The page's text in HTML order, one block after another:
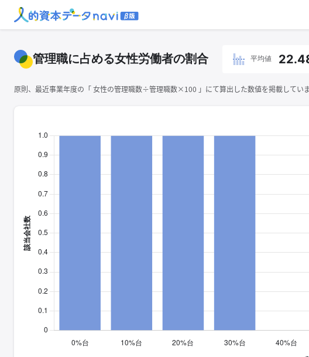
管理職に占める女性労働者の割合 平均値
原則、最近事業年度の「 ⼥性の管理職数÷管理職数×100 」にて算出した数値を掲載してい